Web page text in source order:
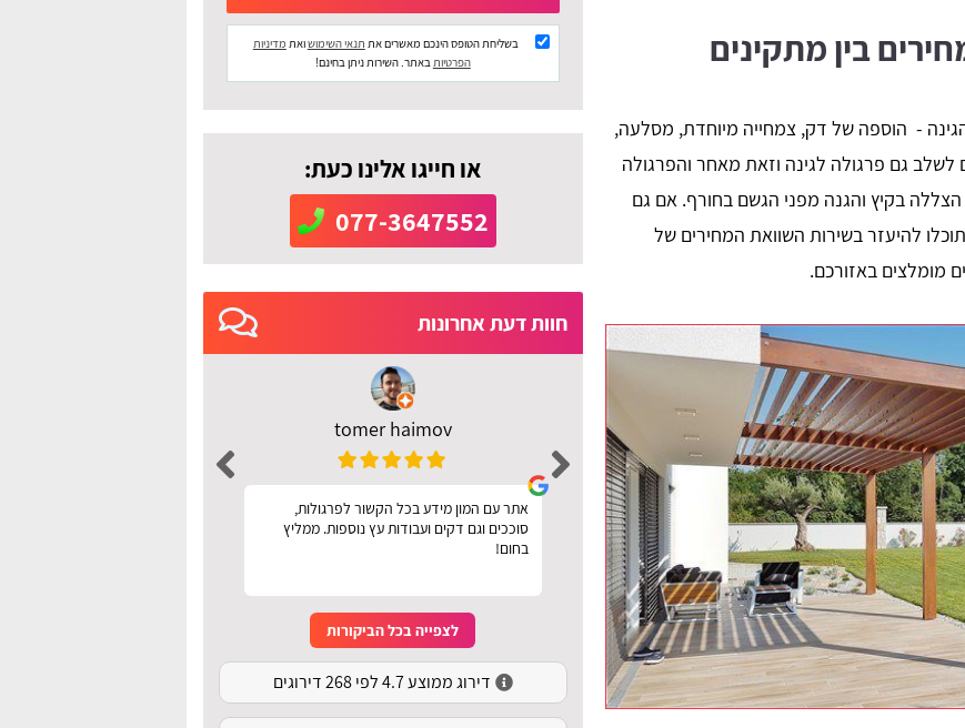
בין מתקינים
- הוספה של דק, צמחייה מיוחדת, מסלעה,
לשלב גם פרגולה לגינה וזאת מאחר והפרגולה
בקיץ והגנה מפני הגשם בחורף. אם גם
להיעזר בשירות השוואת המחירים של
מומלצים באזורכם.
בשליחת הטופס הינכם מאשרים את תנאי השימושואת מדיניות
הפרטיותבאתר. השירות ניתן בחינם!
או חייגו אלינו כעת:
077-3647552
חוות דעת אחרונות
tomer haimov
אתר עם המון מידע בכל הקשור לפרגולות,
סוככים וגם דקים ועבודות עץ נוספות. ממליץ
בחום!
moria ben ezra
רוצה להגיד תודה לפרגוליין על השירות המהיר,
נעזרתי באתר בשביל להזמין פרגולה מעץ לחצר
וחסכתי כסף בעזרת השוואת המחירים שלהם.
לצפייה בכל הביקורות
דירוג ממוצע 4.7 לפי 268 דירוגים